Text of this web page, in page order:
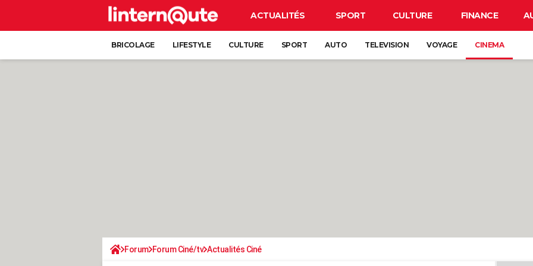
ACTUALITÉS SPORT CULTURE FINANCE
BRICOLAGE LIFESTYLE CULTURE SPORT AUTO TELEVISION VOYAGE CINEMA
Forum Forum Ciné/tv Actualités Ciné